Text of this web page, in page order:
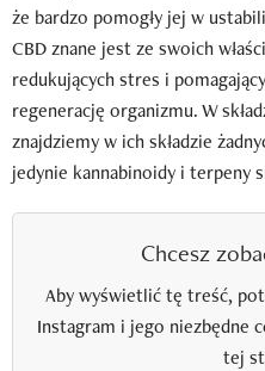
że bardzo pomogły jej w
CBD znane jest ze swoich
redukujących stres i
regenerację organizmu. W
znajdziemy w ich składzie
jedynie kannabinoidy i terpeny
Chcesz
Aby wyświetlić tę treść,
Instagram i jego niezbędne
tej